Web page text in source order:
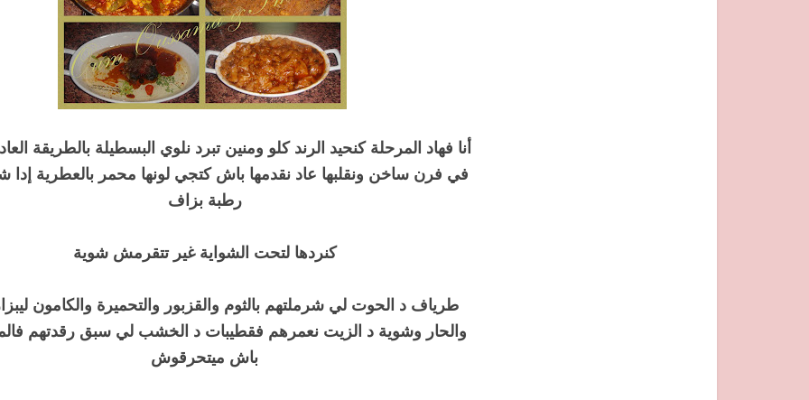
أنا فهاد المرحلة كنحيد الرند كلو ومنين تبرد نلوي البسطيلة بالطريقة
في فرن ساخن ونقلبها عاد نقدمها باش كتجي لونها محمر بالعطرية إدا
رطبة بزاف
كنردها لتحت الشواية غير تتقرمش شوية
طرياف د الحوت لي شرملتهم بالثوم والقزبور والتحميرة والكامون
والحار وشوية د الزيت نعمرهم فقطيبات د الخشب لي سبق رقدتهم
باش ميتحرقوش